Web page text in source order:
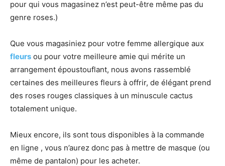
pour qui vous magasinez n’est peut-être même pas du
genre roses.)
Que vous magasiniez pour votre femme allergique aux
fleurs ou pour votre meilleure amie qui mérite un
arrangement époustouflant, nous avons rassemblé
certaines des meilleures fleurs à offrir, de élégant prend
des roses rouges classiques à un minuscule cactus
totalement unique.
Mieux encore, ils sont tous disponibles à la commande
en ligne , vous n’aurez donc pas à mettre de masque (ou
même de pantalon) pour les acheter.